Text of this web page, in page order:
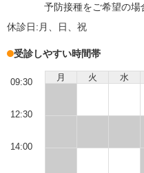
予防接種をご希望の場
休診日: 月、日、祝
受診しやすい時間帯
月 火 水
09:30
12:30
14:00